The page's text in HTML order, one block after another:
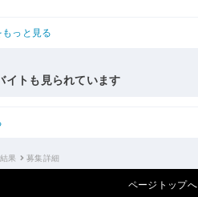
っと見る
イトも見られています
果 募集詳細
ページトップへ